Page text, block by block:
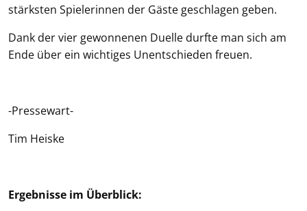
stärksten Spielerinnen der Gäste geschlagen geben.
Dank der vier gewonnenen Duelle durfte man sich am
Ende über ein wichtiges Unentschieden freuen.
-Pressewart-
Tim Heiske
Ergebnisse im Überblick: